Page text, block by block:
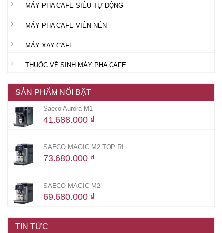
MÁY PHA CAFE SIÊU TỰ ĐỘNG
MÁY PHA CAFE VIÊN NÉN
MÁY XAY CAFE
THUỐC VỆ SINH MÁY PHA CAFE
SẢN PHẨM NỔI BẬT
Saeco Aurora M1
41.688.000 ₫
SAECO MAGIC M2 TOP RI
73.680.000 ₫
SAECO MAGIC M2
69.680.000 ₫
TIN TỨC